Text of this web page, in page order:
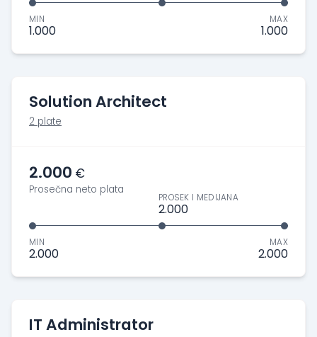
MIN
1.000
MAX
1.000
Solution Architect
2 plate
2.000 €
Prosečna neto plata
MIN
2.000
PROSEK I MEDIJANA
2.000
MAX
2.000
IT Administrator